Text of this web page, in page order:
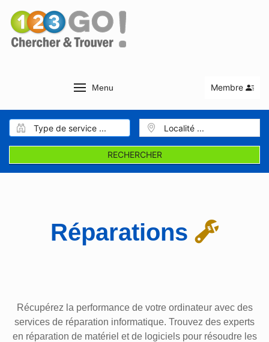
Menu Membre
RECHERCHER
Réparations
Récupérez la performance de votre ordinateur avec des
services de réparation informatique. Trouvez des experts
en réparation de matériel et de logiciels pour résoudre les